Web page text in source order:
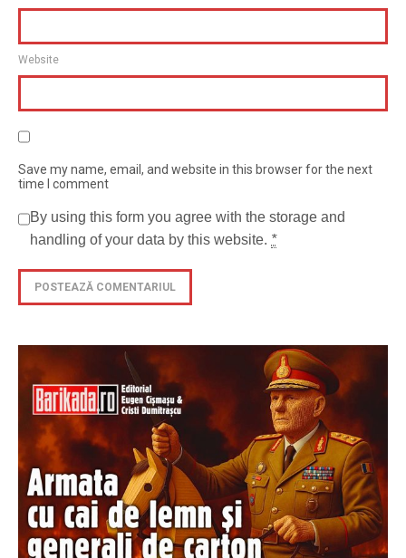
Website
Save my name, email, and website in this browser for the next
time I comment
By using this form you agree with the storage and
handling of your data by this website. *